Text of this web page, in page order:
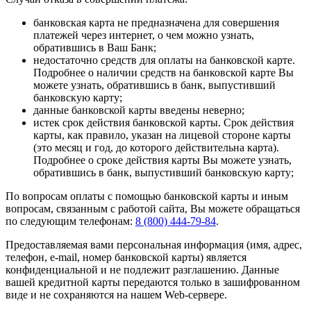
банковская карта не предназначена для совершения
платежей через интернет, о чем можно узнать,
обратившись в Ваш Банк;
недостаточно средств для оплаты на банковской карте.
Подробнее о наличии средств на банковской карте Вы
можете узнать, обратившись в банк, выпустивший
банковскую карту;
данные банковской карты введены неверно;
истек срок действия банковской карты. Срок действия
карты, как правило, указан на лицевой стороне карты
(это месяц и год, до которого действительна карта).
Подробнее о сроке действия карты Вы можете узнать,
обратившись в банк, выпустивший банковскую карту;
По вопросам оплаты с помощью банковской карты и иным
вопросам, связанным с работой сайта, Вы можете обращаться
по следующим телефонам: 8 (800) 444-79-84.
Предоставляемая вами персональная информация (имя, адрес,
телефон, e-mail, номер банковской карты) является
конфиденциальной и не подлежит разглашению. Данные
вашей кредитной карты передаются только в зашифрованном
виде и не сохраняются на нашем Web-сервере.